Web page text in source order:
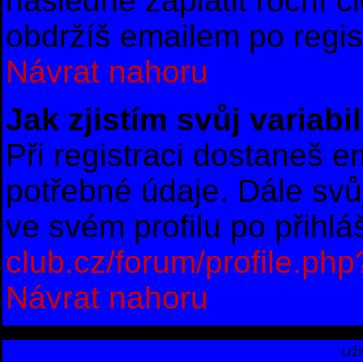
obdržíš emailem po
Návrat nahoru
Jak zjistím svůj
Při registraci dostaneš
potřebné údaje. Dále
ve svém profilu po
club.cz/forum/
Návrat nahoru